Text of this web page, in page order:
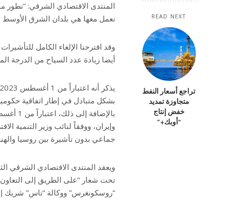
READ NEXT
تراجع أسعار النفط
متجاوزة تمديد
خفض إنتاج
“أوبك+”
المنتدى الاقتصادي الشرقي: “نطور
نعمل معها هي بلدان الشرق
وقد اقترحنا الإلغاء الكامل
أيضا زيادة عدد السياح من الدرجة
بشكل متبادل في إطار اتفاقية
وإيران، ووفقاً لنائب وزير التنمية
جماعي بدون تأشيرة بين روسيا والهند
تحت شعار “على الطريق إلى
“روسكونغرس” ووكالة “تاس” شريك